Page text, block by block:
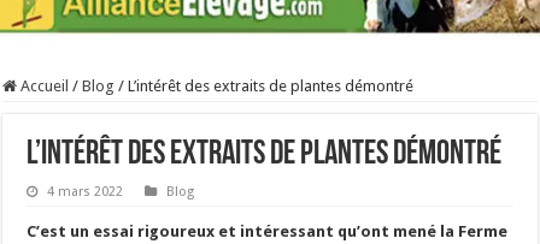
40 ans du Space : une présentation caprine quotidienne
La collecte de lait de chèvre confirme son rebond
Accueil / Blog / L’intérêt des extraits de plantes démontré
L’intérêt des extraits de plantes démontré
4 mars 2022 Blog
C’est un essai rigoureux et intéressant qu’ont mené la Ferme